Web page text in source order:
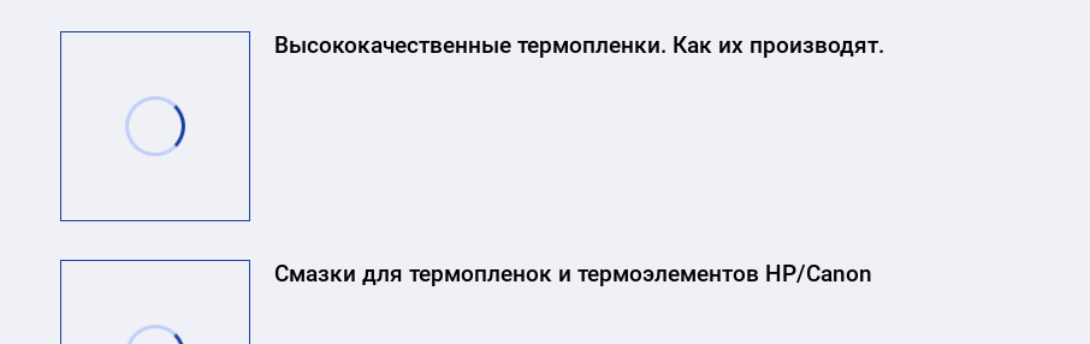
Высококачественные термопленки. Как их производят.
Смазки для термопленок и термоэлементов HP/Canon